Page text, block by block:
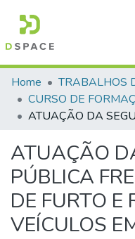
Communities &
All of DSpace
Home
ATUAÇÃO
PÚBLICA
DE FURTO E
VEÍCULOS